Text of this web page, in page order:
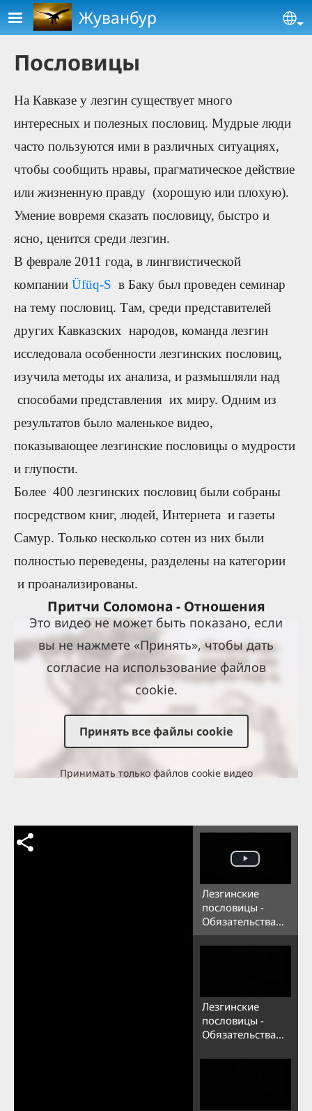
Skip to main content
Жуванбур
Пословицы
На Кавказе у лезгин существует много
интересных и полезных пословиц. Мудрые люди
часто пользуются ими в различных ситуациях,
чтобы сообщить нравы, прагматическое действие
или жизненную правду (хорошую или плохую).
Умение вовремя сказать пословицу, быстро и
ясно, ценится среди лезгин.
В феврале 2011 года, в лингвистической
компании Üfüq-S в Баку был проведен семинар
на тему пословиц. Там, среди представителей
других Кавказских народов, команда лезгин
исследовала особенности лезгинских пословиц,
изучила методы их анализа, и размышляли над
способами представления их миру. Одним из
результатов было маленькое видео,
показывающее лезгинские пословицы о мудрости
и глупости.
Более 400 лезгинских пословиц были собраны
посредством книг, людей, Интернета и газеты
Самур. Только несколько сотен из них были
полностью переведены, разделены на категории
и проанализированы.
Притчи Соломона - Отношения
Это видео не может быть показано, если
вы не нажмете «Принять», чтобы дать
согласие на использование файлов
cookie.
Принять все файлы cookie
Принимать только файлов cookie видео
Лезгинские
пословицы -
Обязательства
(Англ)
Лезгинские
пословицы -
Обязательства